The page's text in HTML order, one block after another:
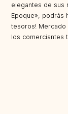
elegantes de sus
Epoque», podrás
tesoros! Mercado
los comerciantes